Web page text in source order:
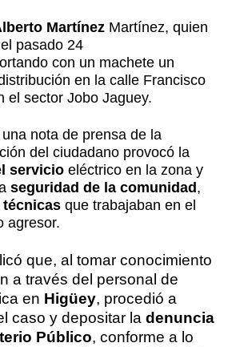
Martínez Martínez, quien
pasado 24
con un machete un
en la calle Francisco
el sector Jobo Jaguey.
nota de prensa de la
del ciudadano provocó la
servicio eléctrico en la zona y
seguridad de la comunidad ,
técnicas que trabajaban en el
agresor.
que, al tomar conocimiento
a través del personal de
en Higüey, procedió a
caso y depositar la denuncia
Público, conforme a lo